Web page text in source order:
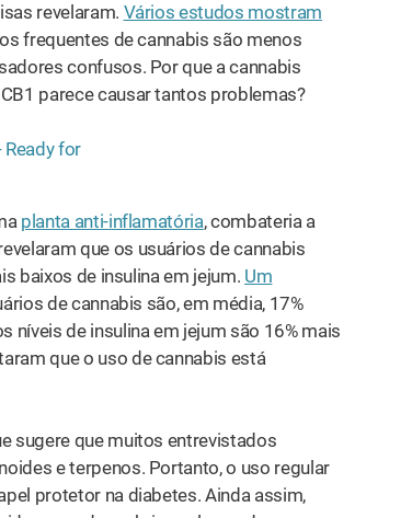
revelaram. Vários estudos mostram
frequentes de cannabis são menos
confusos. Por que a cannabis
parece causar tantos problemas?
planta anti-inflamatória, combateria a
que os usuários de cannabis
baixos de insulina em jejum. Um
de cannabis são, em média, 17%
níveis de insulina em jejum são 16% mais
que o uso de cannabis está
sugere que muitos entrevistados
e terpenos. Portanto, o uso regular
protetor na diabetes. Ainda assim,